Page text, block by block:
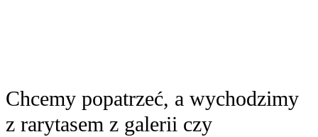
Chcemy popatrzeć, a wychodzimy
z rarytasem z galerii czy